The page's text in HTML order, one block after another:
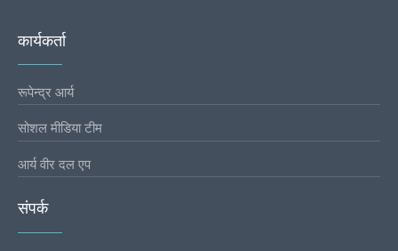
कार्यकर्ता
रूपेन्द्र आर्य
सोशल मीडिया टीम
आर्य वीर दल एप
संपर्क